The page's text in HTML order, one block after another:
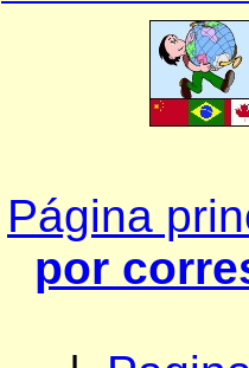
Página
por